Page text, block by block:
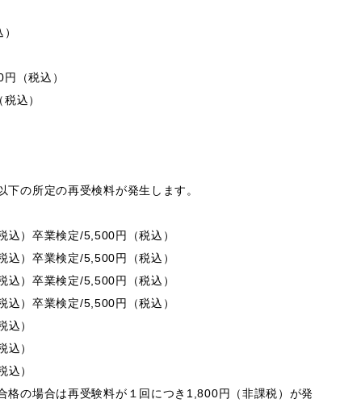
（税込）
込）
の所定の再受検料が発生します。
）卒業検定/5,500円（税込）
）卒業検定/5,500円（税込）
）卒業検定/5,500円（税込）
）卒業検定/5,500円（税込）
込）
）
）
格の場合は再受験料が１回につき1,800円（非課税）が発